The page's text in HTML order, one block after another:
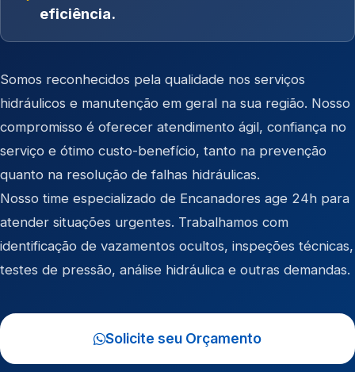
eficiência.
Somos reconhecidos pela qualidade nos serviços
hidráulicos e manutenção em geral na sua região. Nosso
compromisso é oferecer atendimento ágil, confiança no
serviço e ótimo custo-benefício, tanto na prevenção
quanto na resolução de falhas hidráulicas.
Nosso time especializado de Encanadores age 24h para
atender situações urgentes. Trabalhamos com
identificação de vazamentos ocultos, inspeções técnicas,
testes de pressão, análise hidráulica e outras demandas.
Solicite seu Orçamento